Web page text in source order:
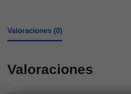
Valoraciones (0)
Valoraciones